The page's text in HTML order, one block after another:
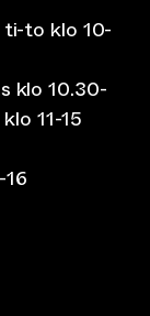
ti-to klo 10-
klo 10.30-
11-15